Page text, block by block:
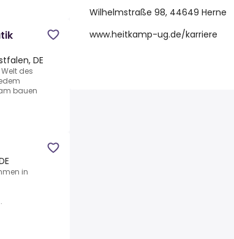
DE
des
bauen
in
Wilhelmstraße 98, 44649 Herne
www.heitkamp-ug.de/karriere